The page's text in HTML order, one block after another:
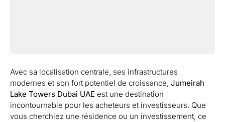
Avec sa localisation centrale, ses infrastructures
modernes et son fort potentiel de croissance, Jumeirah
Lake Towers Dubai UAE est une destination
incontournable pour les acheteurs et investisseurs. Que
vous cherchiez une résidence ou un investissement, ce